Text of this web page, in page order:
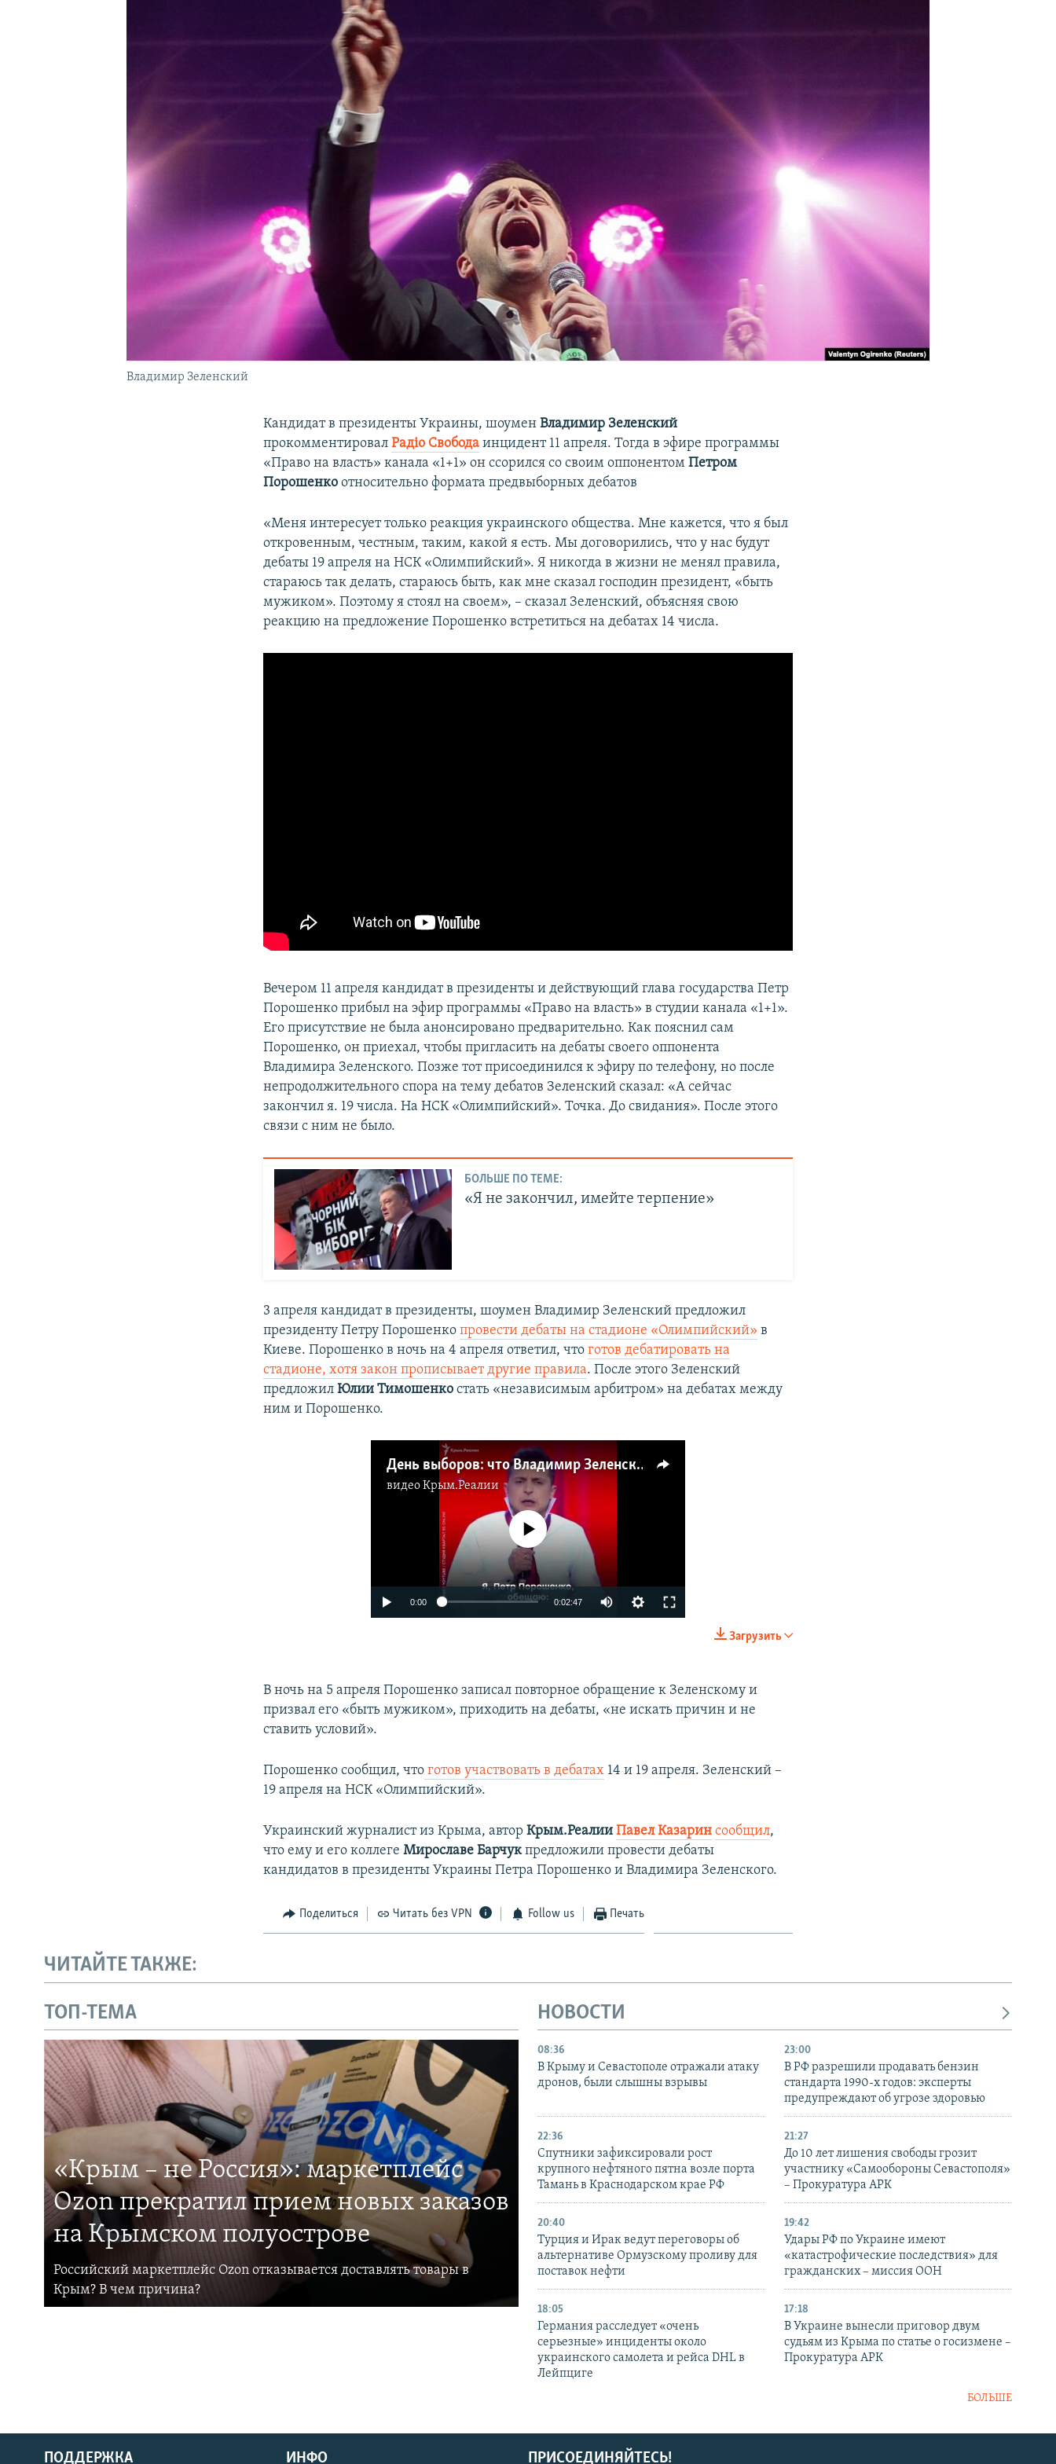
Владимир Зеленский
Кандидат в президенты Украины, шоуменВладимир Зеленский
прокомментировалРадіо Свобода инцидент 11 апреля. Тогда в эфире программы
«Право на власть» канала «1+1» он ссорился со своим оппонентомПетром
Порошенко относительно формата предвыборных дебатов
«Меня интересует только реакция украинского общества. Мне кажется, что я был
откровенным, честным, таким, какой я есть. Мы договорились, что у нас будут
дебаты 19 апреля на НСК «Олимпийский». Я никогда в жизни не менял правила,
стараюсь так делать, стараюсь быть, как мне сказал господин президент, «быть
мужиком». Поэтому я стоял на своем», – сказал Зеленский, объясняя свою
реакцию на предложение Порошенко встретиться на дебатах 14 числа.
Вечером 11 апреля кандидат в президенты и действующий глава государства Петр
Порошенко прибыл на эфир программы «Право на власть» в студии канала «1+1».
Его присутствие не была анонсировано предварительно. Как пояснил сам
Порошенко, он приехал, чтобы пригласить на дебаты своего оппонента
Владимира Зеленского. Позже тот присоединился к эфиру по телефону, но после
непродолжительного спора на тему дебатов Зеленский сказал: «А сейчас
закончил я. 19 числа. На НСК «Олимпийский». Точка. До свидания». После этого
связи с ним не было.
БОЛЬШЕ ПО ТЕМЕ:
«Я не закончил, имейте терпение»
3 апреля кандидат в президенты, шоумен Владимир Зеленский предложил
президенту Петру Порошенкопровести дебаты на стадионе «Олимпийский» в
Киеве. Порошенко в ночь на 4 апреля ответил, чтоготов дебатировать на
стадионе, хотя закон прописывает другие правила. После этого Зеленский
предложилЮлии Тимошенкостать «независимым арбитром»​ на дебатах между
ним и Порошенко.
День выборов: что Владимир Зеленский говорил о Крыме за пять лет? (видео)
видеоКрым.Реалии
No media source currently available
0:00 0:02:47
Загрузить
В ночь на 5 апреля Порошенко записал повторное обращение к Зеленскому и
призвал его «быть мужиком», приходить на дебаты, «не искать причин и не
ставить условий».
Порошенко сообщил, что готов участвовать в дебатах 14 и 19 апреля. Зеленский –
19 апреля на НСК «Олимпийский».
Украинский журналист из Крыма, авторКрым.Реалии Павел Казарин сообщил,
что ему и его коллегеМирославе Барчукпредложили провести дебаты
кандидатов в президенты Украины Петра Порошенко и Владимира Зеленского.
Поделиться Читать без VPN Follow us Печать
ЧИТАЙТЕ ТАКЖЕ:
ТОП-ТЕМА
«Крым – не Россия»: маркетплейс
Ozon прекратил прием новых заказов
на Крымском полуострове
Российский маркетплейс Ozon отказывается доставлять товары в
Крым? В чем причина?
НОВОСТИ
08:36
В Крыму и Севастополе отражали атаку
дронов, были слышны взрывы
23:00
В РФ разрешили продавать бензин
стандарта 1990-х годов: эксперты
предупреждают об угрозе здоровью
22:36
Спутники зафиксировали рост
крупного нефтяного пятна возле порта
Тамань в Краснодарском крае РФ
21:27
До 10 лет лишения свободы грозит
участнику «Самообороны Севастополя»
– Прокуратура АРК
20:40
Турция и Ирак ведут переговоры об
альтернативе Ормузскому проливу для
поставок нефти
19:42
Удары РФ по Украине имеют
«катастрофические последствия» для
гражданских – миссия ООН
18:05
Германия расследует «очень
серьезные» инциденты около
украинского самолета и рейса DHL в
Лейпциге
17:18
В Украине вынесли приговор двум
судьям из Крыма по статье о госизмене –
Прокуратура АРК
БОЛЬШЕ
ПРИСОЕДИНЯЙТЕСЬ!
ПОДДЕРЖКА ИНФО